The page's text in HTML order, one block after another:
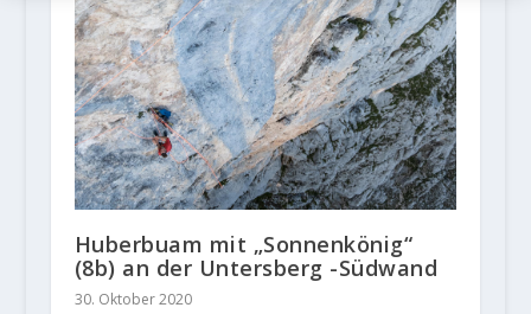
Huberbuam mit „Sonnenkönig“
(8b) an der Untersberg -Südwand
30. Oktober 2020